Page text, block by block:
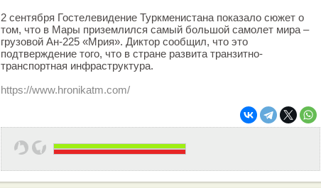
2 сентября Гостелевидение Туркменистана показало сюжет о
том, что в Мары приземлился самый большой самолет мира –
грузовой Ан-225 «Мрия». Диктор сообщил, что это
подтверждение того, что в стране развита транзитно-
транспортная инфраструктура.
https://www.hronikatm.com/